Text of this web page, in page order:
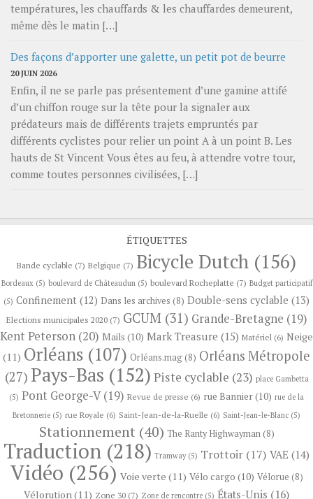
températures, les chauffards & les chauffardes demeurent,
même dès le matin […]
Des façons d’apporter une galette, un petit pot de beurre
20 JUIN 2026
Enfin, il ne se parle pas présentement d’une gamine attifé
d’un chiffon rouge sur la tête pour la signaler aux
prédateurs mais de différents trajets empruntés par
différents cyclistes pour relier un point A à un point B. Les
hauts de St Vincent Vous êtes au feu, à attendre votre tour,
comme toutes personnes civilisées, […]
ÉTIQUETTES
Bande cyclable (7) Belgique (7) Bicycle Dutch (156)
Bordeaux(5) boulevard de Châteaudun(5) boulevard Rocheplatte (7) Budget participatif
(5) Confinement (12) Dans les archives (8) Double-sens cyclable (13)
Elections municipales 2020(7) GCUM(31) Grande-Bretagne (19)
Kent Peterson (20) Mails (10) Mark Treasure (15) Matériel (6) Neige
(11) Orléans (107) Orléans.mag (8) Orléans Métropole
(27) Pays-Bas (152) Piste cyclable (23) place Gambetta
(5) Pont George-V(19) Revue de presse (6) rue Bannier(10) rue de la
Bretonnerie (5) rue Royale (6) Saint-Jean-de-la-Ruelle (6) Saint-Jean-le-Blanc (5)
Stationnement (40) The Ranty Highwayman(8)
Traduction (218) Tramway(5) Trottoir (17) VAE (14)
Vidéo (256) Voie verte (11) Vélo cargo (10) Vélorue (8)
Vélorution(11) Zone 30 (7) Zone de rencontre (5) États-Unis (16)